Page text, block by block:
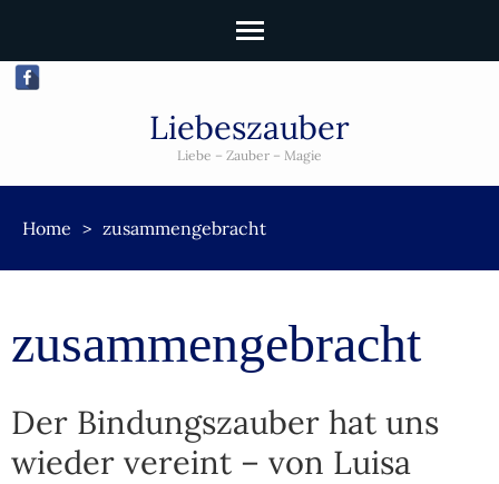
Liebeszauber
Liebe – Zauber – Magie
Home > zusammengebracht
zusammengebracht
Der Bindungszauber hat uns
wieder vereint – von Luisa